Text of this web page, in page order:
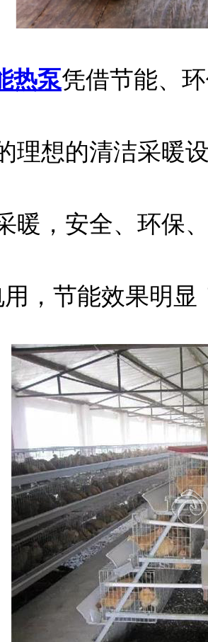
热泵凭借节能、
理想的清洁采暖
暖，安全、环保
用，节能效果明显